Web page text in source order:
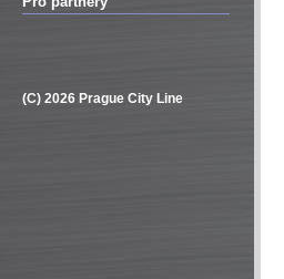
(C) 2026 Prague City Line